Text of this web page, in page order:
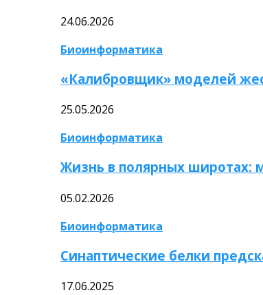
24.06.2026
Биоинформатика
«Калибровщик» моделей
25.05.2026
Биоинформатика
Жизнь в полярных широтах:
05.02.2026
Биоинформатика
Синаптические белки
17.06.2025